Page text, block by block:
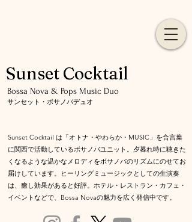
Sunset Cocktail
​Bossa Nova & Pops Music Duo
サンセット・ボサノバデュオ
Sunset Cocktail は「オトナ・やわらか・MUSIC」を合言葉
に関西で活動しているボサノバユニット。夕暮れ時に聴きた
くなるような温かなメロディをボサノバのリズムにのせてお
届けしています。ヒーリングミュージックとしての生演奏
は、癒し効果があると好評。ホテル・レストラン・カフェ・
イベントなどで、Bossa Novaの魅力を広く発信中です。